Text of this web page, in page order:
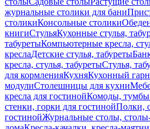
журнальные столики для бани
столикиКонсольные столики
книгиСтульяКухонные стулья,
табуретыКомпьютерные кресла,
креслаДетские стулья, табуреты
кресла, стулья, табуретыСтулья,
для кормленияКухняКухонный
модулиСтолешницы для кухни
кресла для гостинойКомоды, тумбы
стенки, горки для гостинойПолки,
гостинойЖурнальные столы,